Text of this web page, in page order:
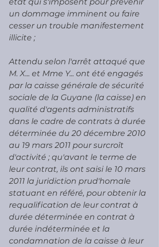
un dommage imminent ou faire
cesser un trouble manifestement
illicite ;
Attendu selon l'arrêt attaqué que
M. X... et Mme Y... ont été engagés
par la caisse générale de sécurité
sociale de la Guyane (la caisse) en
qualité d'agents administratifs
dans le cadre de contrats à durée
déterminée du 20 décembre 2010
au 19 mars 2011 pour surcroît
d'activité ; qu'avant le terme de
leur contrat, ils ont saisi le 10 mars
2011 la juridiction prud'homale
statuant en référé, pour obtenir la
requalification de leur contrat à
durée déterminée en contrat à
durée indéterminée et la
condamnation de la caisse à leur